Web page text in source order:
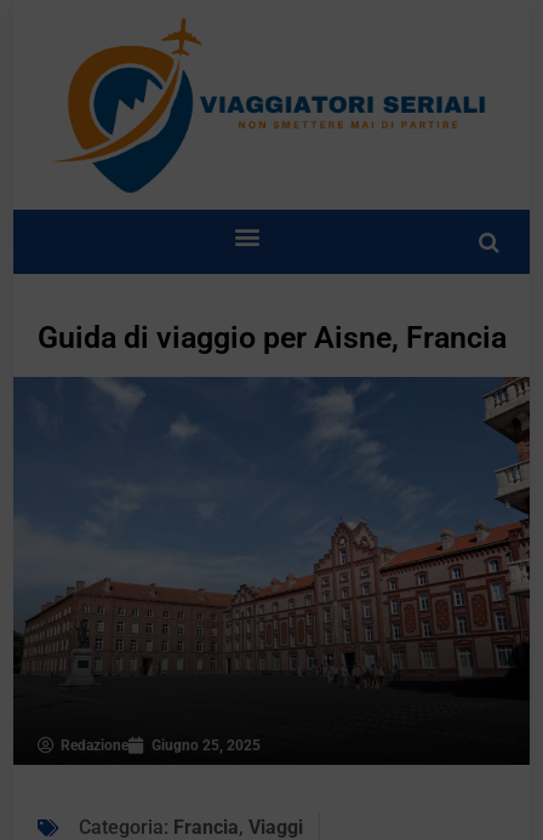
Guida di viaggio per Aisne, Francia
Redazione Giugno 25, 2025
Categoria: Francia,Viaggi